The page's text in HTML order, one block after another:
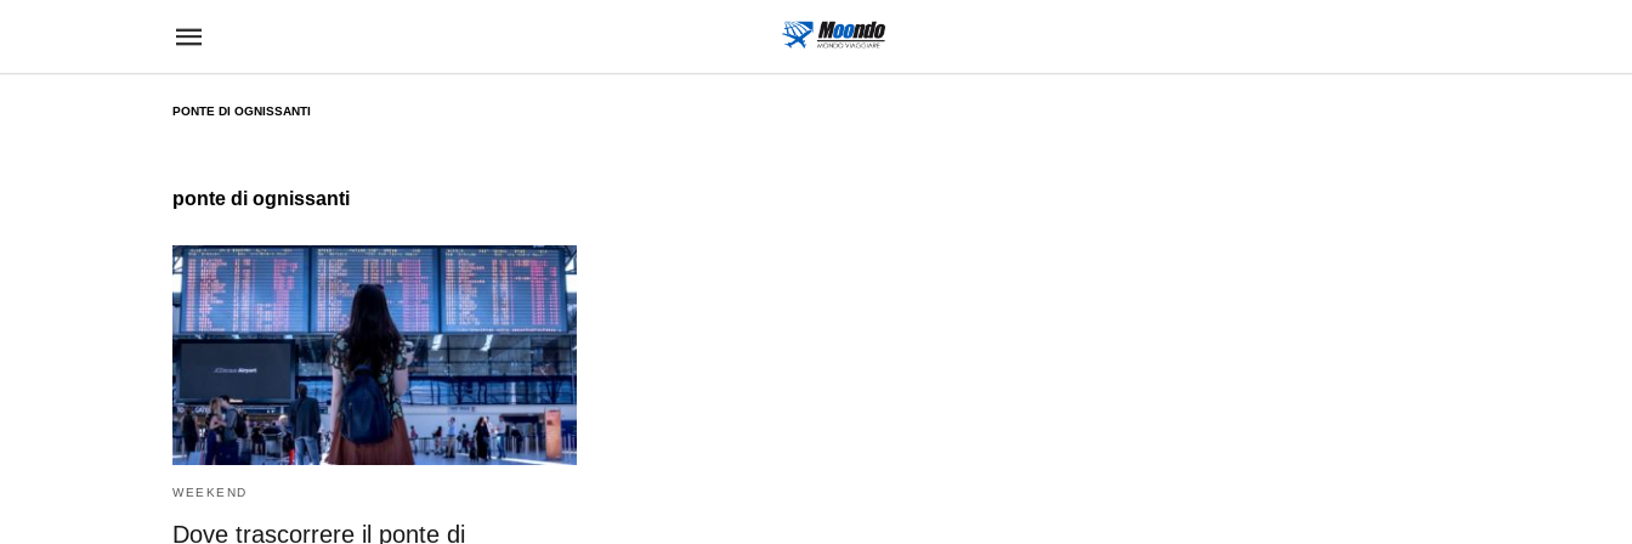
PONTE DI OGNISSANTI
ponte di ognissanti
WEEKEND
Dove trascorrere il ponte di